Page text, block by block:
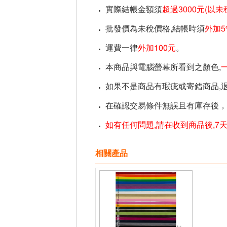
實際結帳金額須超過3000元(以未
批發價為未稅價格,結帳時須外加
運費一律外加100元。
本商品與電腦螢幕所看到之顏色,
如果不是商品有瑕疵或寄錯商品,
在確認交易條件無誤且有庫存後，
如有任何問題,請在收到商品後,7
相關產品